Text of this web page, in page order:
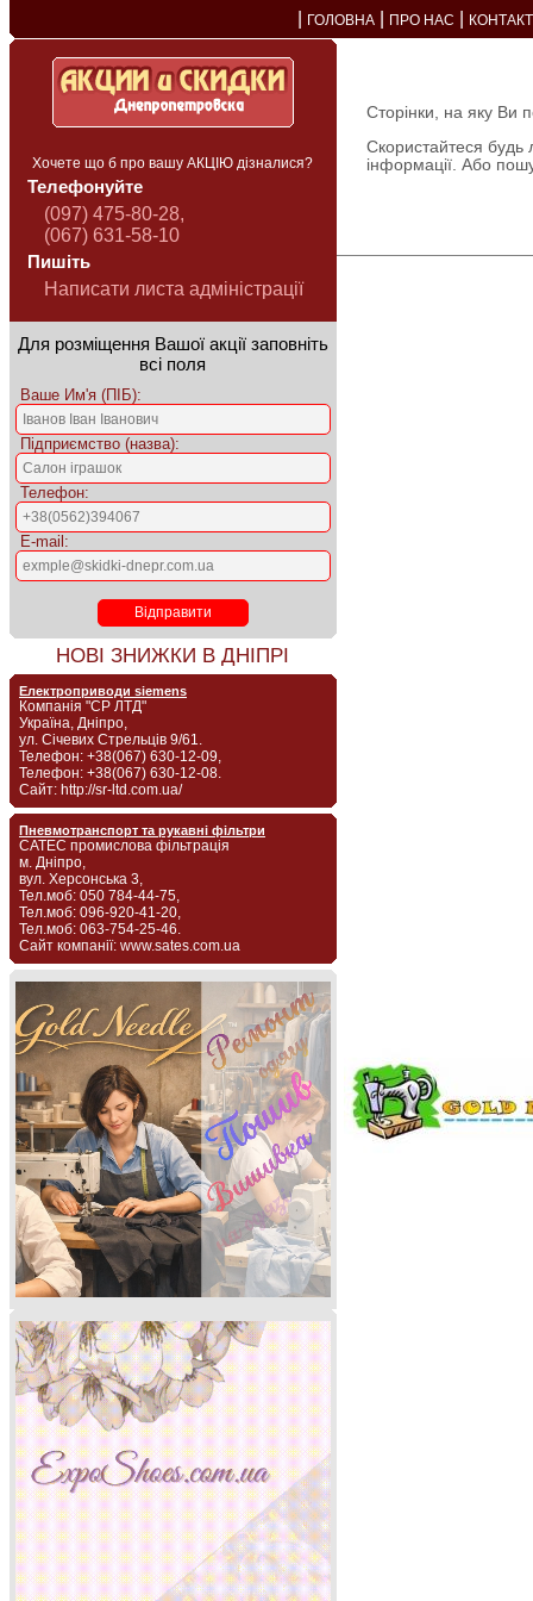
ГОЛОВНА ПРО НАС
Хочете що б про вашу АКЦІЮ дізналися?
Телефонуйте
(097) 475-80-28,
(067) 631-58-10
Пишіть
Написати листа адміністрації
Для розміщення Вашої акції заповніть
всі поля
Ваше Им'я (ПІБ):
Підприємство (назва):
Телефон:
E-mail:
НОВІ ЗНИЖКИ В ДНІПРІ
Електроприводи siemens
Компанія "СР ЛТД"
Україна, Дніпро,
ул. Січевих Стрельців 9/61.
Телефон: +38(067) 630-12-09,
Телефон: +38(067) 630-12-08.
Сайт: http://sr-ltd.com.ua/
Пневмотранспорт та рукавні фільтри
САТЕС промислова фільтрація
м. Дніпро,
вул. Херсонська 3,
Тел.моб: 050 784-44-75,
Тел.моб: 096-920-41-20,
Тел.моб: 063-754-25-46.
Сайт компанії: www.sates.com.ua
Сторінки, на яку Ви
Скористайтеся будь
інформації. Або